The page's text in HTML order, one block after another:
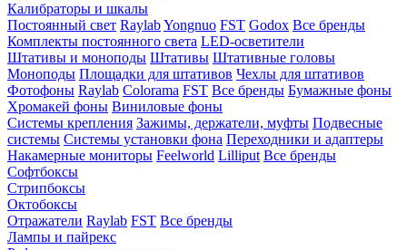
Калибраторы и шкалы
Постоянный свет RaylabYongnuo FST Godox Все бренды
Комплекты постоянного света LED-осветители
Штативы и моноподы Штативы Штативные головы
Моноподы Площадки для штативов Чехлы для штативов
Фотофоны Raylab Colorama FST Все бренды Бумажные фоны
Хромакей фоны Виниловые фоны
Системы крепления Зажимы, держатели, муфты Подвесные
системы Системы установки фона Переходники и адаптеры
Накамерные мониторы Feelworld Lilliput Все бренды
Софтбоксы
Стрипбоксы
Октобоксы
Отражатели Raylab FST Все бренды
Лампы и пайрекс